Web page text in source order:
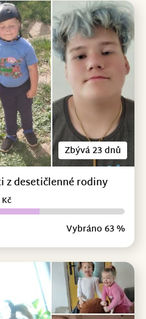
Zbývá 23 dnů
z desetičlenné rodiny
Vybráno 63 %